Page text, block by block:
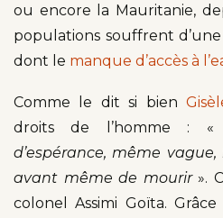
ou encore la Mauritanie,
populations souffrent
dont le manque d’accès à
Comme le dit si bien
droits de l’homme :
d’espérance, même
avant même de mourir».
colonel Assimi Goïta.